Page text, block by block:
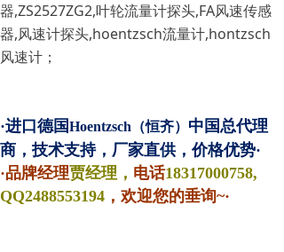
器,ZS2527ZG2,叶轮流量计探头,FA风速传感
器,风速计探头,hoentzsch流量计,hontzsch
风速计；
·进口德国Hoentzsch（恒齐） 中国总代理
商，技术支持，厂家直供，价格优势·
·品牌经理贾经理， 电话18317000758,
QQ2488553194 ，欢迎您的垂询~·